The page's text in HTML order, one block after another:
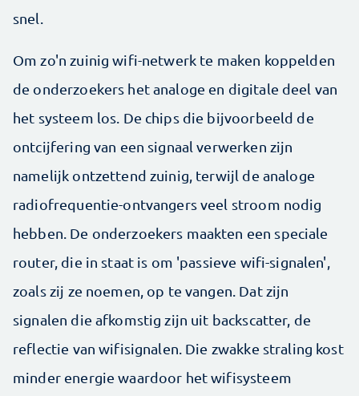
snel.
Om zo'n zuinig wifi-netwerk te maken koppelden
de onderzoekers het analoge en digitale deel van
het systeem los. De chips die bijvoorbeeld de
ontcijfering van een signaal verwerken zijn
namelijk ontzettend zuinig, terwijl de analoge
radiofrequentie-ontvangers veel stroom nodig
hebben. De onderzoekers maakten een speciale
router, die in staat is om 'passieve wifi-signalen',
zoals zij ze noemen, op te vangen. Dat zijn
signalen die afkomstig zijn uit backscatter, de
reflectie van wifisignalen. Die zwakke straling kost
minder energie waardoor het wifisysteem